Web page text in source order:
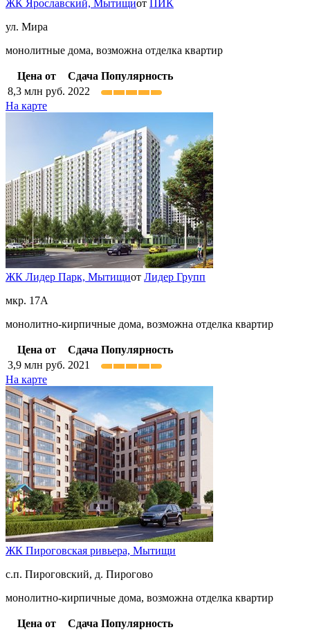
ЖК Ярославский, Мытищиот
ПИК
ул. Мира
монолитные дома, возможна отделка квартир
Цена от Сдача Популярность
8,3 млн руб. 2022
На карте
ЖК Лидер Парк, Мытищиот Лидер Групп
мкр. 17А
монолитно-кирпичные дома, возможна отделка квартир
Цена от Сдача Популярность
3,9 млн руб. 2021
На карте
ЖК Пироговская ривьера, Мытищи
с.п. Пироговский, д. Пирогово
монолитно-кирпичные дома, возможна отделка квартир
Цена от Сдача Популярность